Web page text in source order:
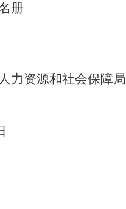
册
力资源和社会保障局